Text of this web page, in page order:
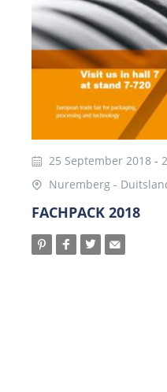
25 September 2018 -
Nuremberg -
FACHPACK 2018